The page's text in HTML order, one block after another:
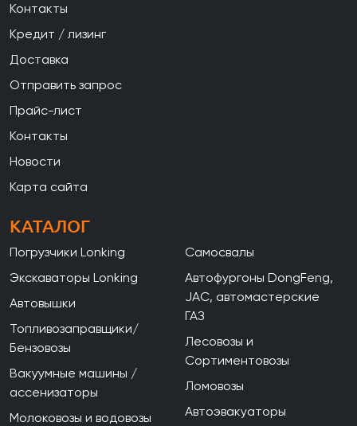
Контакты
Кредит / лизинг
Доставка
Отправить запрос
Прайс-лист
Контакты
Новости
Карта сайта
КАТАЛОГ
Погрузчики Lonking
Экскаваторы Lonking
Автовышки
Топливозаправщики/
Бензовозы
Вакуумные машины /
ассенизаторы
Молоковозы и водовозы
Самосвалы
Автофургоны DongFeng,
JAC, автомастерские
ГАЗ
Лесовозы и
Сортиментовозы
Ломовозы
Автоэвакуаторы